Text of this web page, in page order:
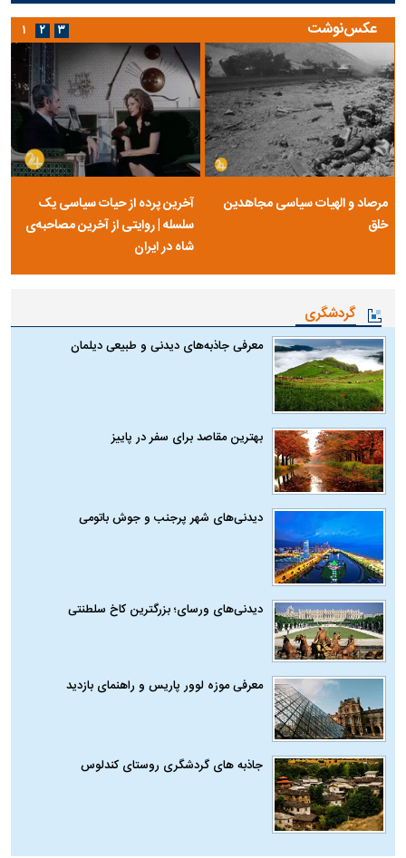
عکس‌نوشت
مرصاد و الهیات سیاسی مجاهدین
خلق
آخرین پرده از حیات سیاسی یک
سلسله | روایتی از آخرین مصاحبه‌ی
شاه در ایران
۱ ۲ ۳
گردشگری
معرفی جاذبه‌های دیدنی و طبیعی دیلمان
بهترین مقاصد برای سفر در پاییز
دیدنی‌های شهر پرجنب و جوش باتومی
دیدنی‌های ورسای؛ بزرگترین کاخ سلطنتی
معرفی موزه لوور پاریس و راهنمای بازدید
جاذبه های گردشگری روستای کندلوس